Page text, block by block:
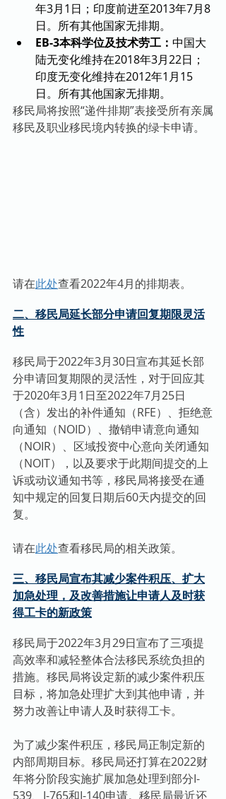
年3月1日；印度前进至2013年7月8
日。所有其他国家无排期。
EB-3本科学位及技术劳工： 中国大
陆无变化维持在2018年3月22日；
印度无变化维持在2012年1月15
日。所有其他国家无排期。
移民局将按照“递件排期”表接受所有亲属
移民及职业移民境内转换的绿卡申请。
请在此处查看2022年4月的排期表。
二、移民局延长部分申请回复期限灵活
性
移民局于2022年3月30日宣布其延长部
分申请回复期限的灵活性，对于回应其
于2020年3月1日至2022年7月25日
（含）发出的补件通知（RFE）、拒绝意
向通知（NOID）、撤销申请意向通知
（NOIR）、区域投资中心意向关闭通知
（NOIT），以及要求于此期间提交的上
诉或动议通知书等，移民局将接受在通
知中规定的回复日期后60天内提交的回
复。
请在此处查看移民局的相关政策。
三、移民局宣布其减少案件积压、扩大
加急处理，及改善措施让申请人及时获
得工卡的新政策
移民局于2022年3月29日宣布了三项提
高效率和减轻整体合法移民系统负担的
措施。移民局将设定新的减少案件积压
目标，将加急处理扩大到其他申请，并
努力改善让申请人及时获得工卡。
为了减少案件积压，移民局正制定新的
内部周期目标。移民局还打算在2022财
年将分阶段实施扩展加急处理到部分I-
539、I-765和I-140申请。移民局最近还